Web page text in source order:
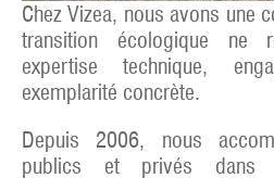
Chez Vizea, nous avons une
transition écologique ne
expertise technique,
exemplarité concrète.
Depuis 2006, nous
publics et privés dans